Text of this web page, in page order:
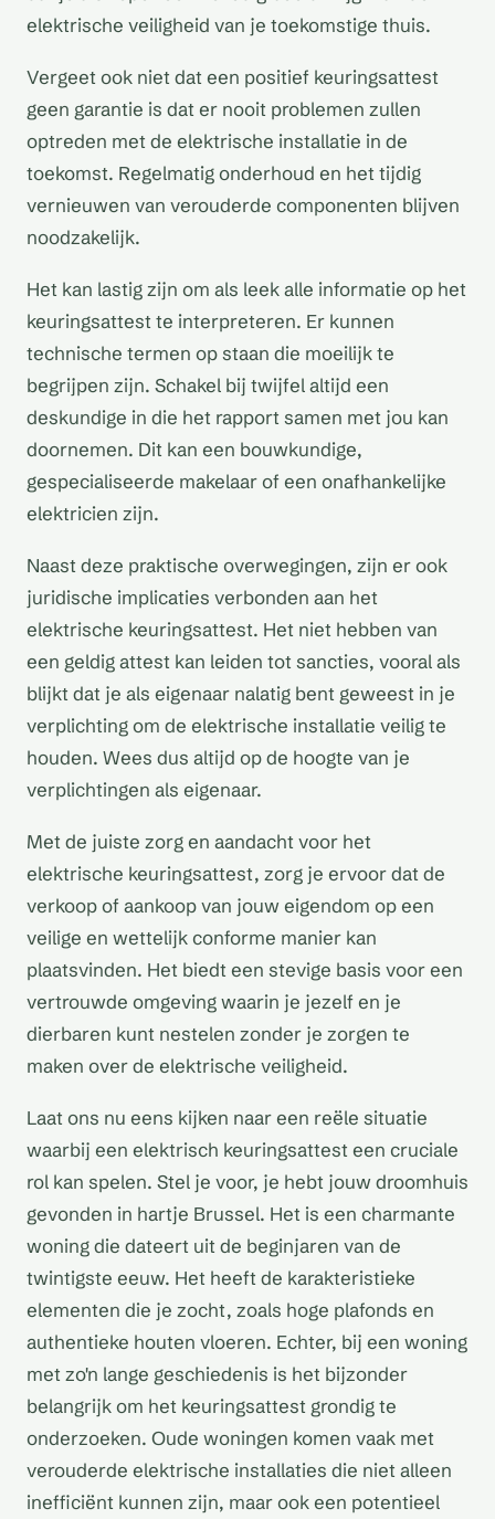
elektrische veiligheid van je toekomstige thuis.
Vergeet ook niet dat een positief keuringsattest
geen garantie is dat er nooit problemen zullen
optreden met de elektrische installatie in de
toekomst. Regelmatig onderhoud en het tijdig
vernieuwen van verouderde componenten blijven
noodzakelijk.
Het kan lastig zijn om als leek alle informatie op het
keuringsattest te interpreteren. Er kunnen
technische termen op staan die moeilijk te
begrijpen zijn. Schakel bij twijfel altijd een
deskundige in die het rapport samen met jou kan
doornemen. Dit kan een bouwkundige,
gespecialiseerde makelaar of een onafhankelijke
elektricien zijn.
Naast deze praktische overwegingen, zijn er ook
juridische implicaties verbonden aan het
elektrische keuringsattest. Het niet hebben van
een geldig attest kan leiden tot sancties, vooral als
blijkt dat je als eigenaar nalatig bent geweest in je
verplichting om de elektrische installatie veilig te
houden. Wees dus altijd op de hoogte van je
verplichtingen als eigenaar.
Met de juiste zorg en aandacht voor het
elektrische keuringsattest, zorg je ervoor dat de
verkoop of aankoop van jouw eigendom op een
veilige en wettelijk conforme manier kan
plaatsvinden. Het biedt een stevige basis voor een
vertrouwde omgeving waarin je jezelf en je
dierbaren kunt nestelen zonder je zorgen te
maken over de elektrische veiligheid.
Laat ons nu eens kijken naar een reële situatie
waarbij een elektrisch keuringsattest een cruciale
rol kan spelen. Stel je voor, je hebt jouw droomhuis
gevonden in hartje Brussel. Het is een charmante
woning die dateert uit de beginjaren van de
twintigste eeuw. Het heeft de karakteristieke
elementen die je zocht, zoals hoge plafonds en
authentieke houten vloeren. Echter, bij een woning
met zo'n lange geschiedenis is het bijzonder
belangrijk om het keuringsattest grondig te
onderzoeken. Oude woningen komen vaak met
verouderde elektrische installaties die niet alleen
inefficiënt kunnen zijn, maar ook een potentieel